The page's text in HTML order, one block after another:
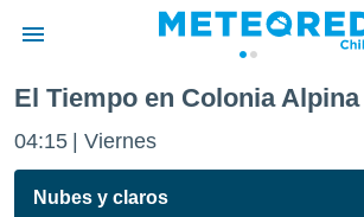
de
por
El Tiempo en Colonia Alpina
04:15 Viernes
Nubes y claros